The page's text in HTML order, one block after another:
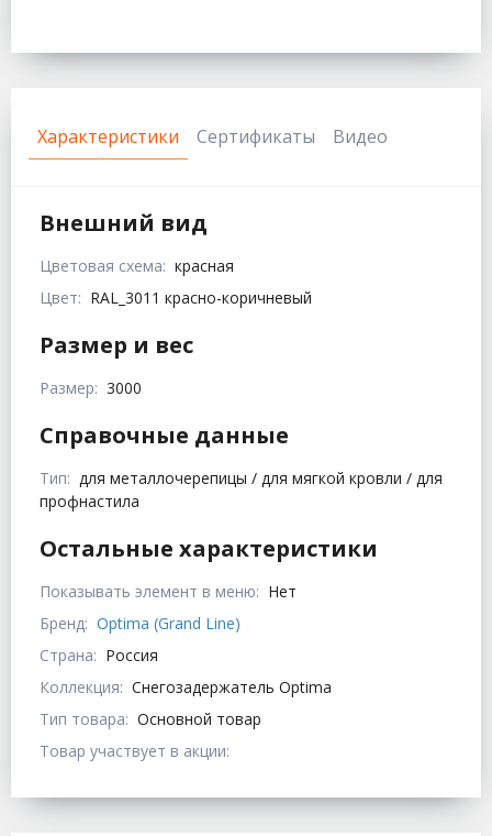
Характеристики Сертификаты Видео
Внешний вид
Цветовая схема: красная
Цвет: RAL_3011 красно-коричневый
Размер и вес
Размер: 3000
Справочные данные
Тип: для металлочерепицы / для мягкой кровли / для
профнастила
Остальные характеристики
Показывать элемент в меню: Нет
Бренд: Optima (Grand Line)
Страна: Россия
Коллекция: Снегозадержатель Optima
Тип товара: Основной товар
Товар участвует в акции: